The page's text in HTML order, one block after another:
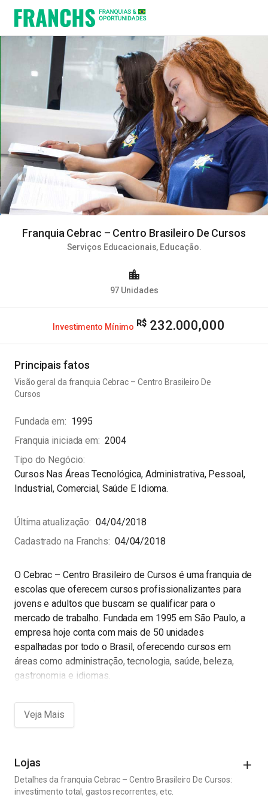
Franquia Cebrac – Centro Brasileiro De Cursos
Serviços Educacionais, Educação.
Investimento Mínimo 232.000,000
97 Unidades
Principais fatos
Visão geral da franquia Cebrac – Centro Brasileiro De
Cursos
Fundada em
1995
Franquia iniciada em 2004
Tipo do Negócio
Cursos Nas Áreas Tecnológica, Administrativa, Pessoal,
Industrial, Comercial, Saúde E Idioma.
Última atualização 04/04/2018
Cadastrado na Franchs
04/04/2018
O Cebrac – Centro Brasileiro de Cursos é uma franquia de
escolas que oferecem cursos profissionalizantes para
jovens e adultos que buscam se qualificar para o
mercado de trabalho. Fundada em 1995 em São Paulo, a
empresa hoje conta com mais de 50 unidades
espalhadas por todo o Brasil, oferecendo cursos em
áreas como administração, tecnologia, saúde, beleza,
gastronomia e idiomas.
Com foco em atender as necessidades do mercado de
trabalho em constante mudança, o Cebrac oferece cursos
formar profissionais competentes e preparados para o
mercado de trabalho, que possam contribuir para o
desenvolvimento das empresas e da economia do país.
Lojas
Detalhes da franquia Cebrac – Centro Brasileiro De Cursos:
investimento total, gastos recorrentes, etc.